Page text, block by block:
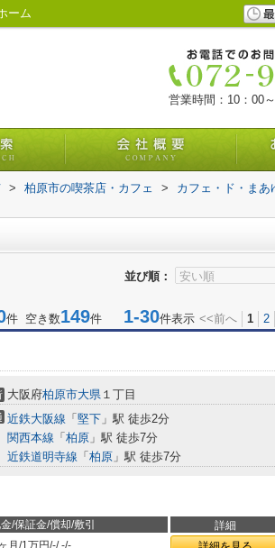
ーム
営業時間：10：00
> 柏原市の喫茶店・カフェ > カフェ・ド・まあ
並び順：
件 空き数149件 1-30件表示 <<前へ 1 2
大阪府柏原市大県 １丁目
近鉄大阪線 「 堅下 」駅 徒歩2分
関西本線 「 柏原 」駅 徒歩7分
近鉄道明寺線 「 柏原 」駅 徒歩7分
/保証金/償却/敷引 詳細
月 /1万円/-/-/-